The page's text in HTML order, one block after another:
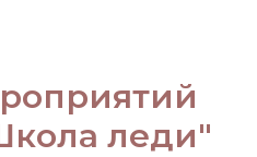
леди"